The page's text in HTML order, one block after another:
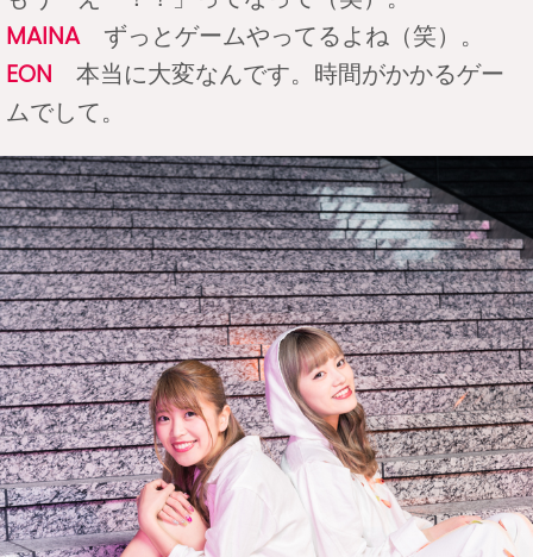
MAINAずっとゲームやってるよね（笑）。
EON 本当に大変なんです。時間がかかるゲー
ムでして。